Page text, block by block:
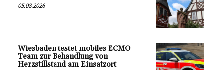
05.08.2026
Wiesbaden testet mobiles ECMO
Team zur Behandlung von
Herzstillstand am Einsatzort